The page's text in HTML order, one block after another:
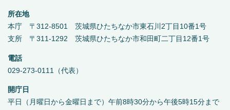
所在地
本庁 〒312-8501 茨城県ひたちなか市東石川2丁目10番1号
支所 〒311-1292 茨城県ひたちなか市和田町二丁目12番1号
電話
029-273-0111（代表）
開庁日
平日（月曜日から金曜日まで）午前8時30分から午後5時15分まで